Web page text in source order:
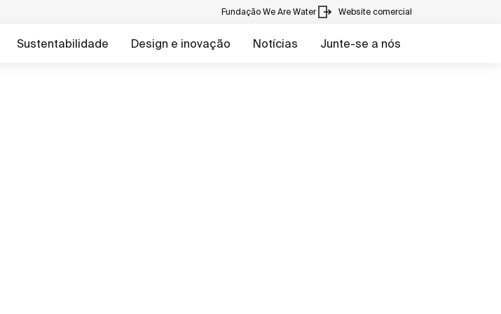
Fundação We Are Water Website comercial
Sustentabilidade Design e inovação Notícias Junte-se a nós